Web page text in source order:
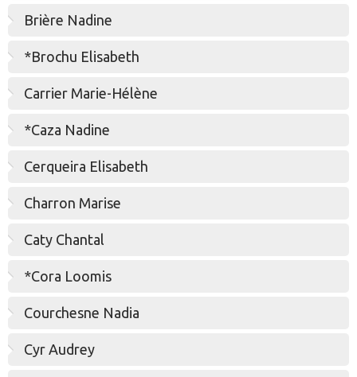
Brière Nadine
*Brochu Elisabeth
Carrier Marie-Hélène
*Caza Nadine
Cerqueira Elisabeth
Charron Marise
Caty Chantal
*Cora Loomis
Courchesne Nadia
Cyr Audrey